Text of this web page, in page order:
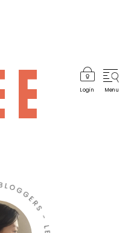
Login Menu